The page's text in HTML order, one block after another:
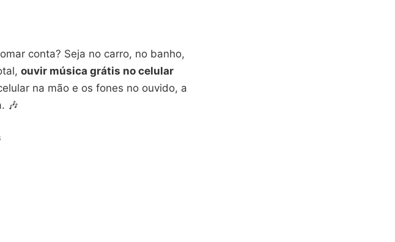
conta? Seja no carro, no banho,
ouvir música grátis no celular
na mão e os fones no ouvido, a
🎶